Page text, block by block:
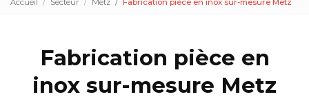
Accueil Secteur Metz Fabrication pièce en inox sur-mesure Metz
Fabrication pièce en
inox sur-mesure Metz